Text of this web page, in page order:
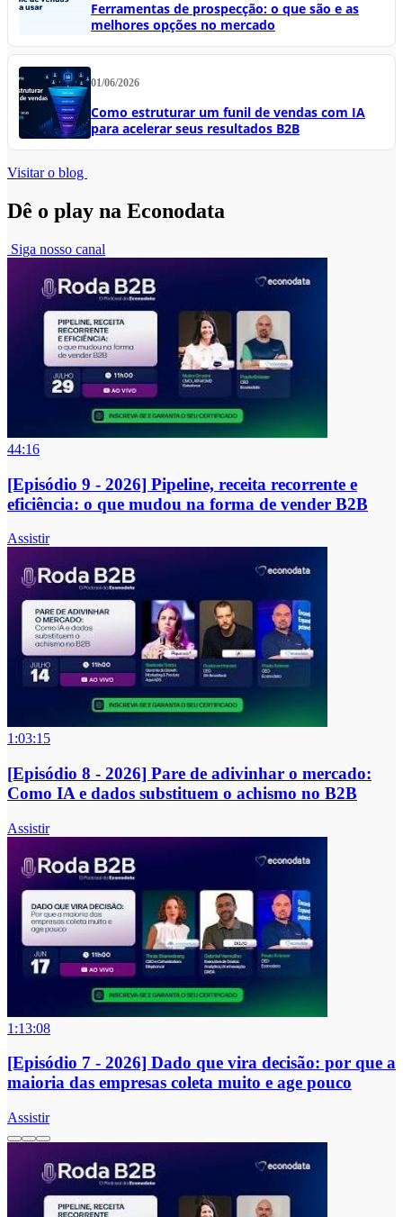
Ferramentas de prospecção: o que são e as
melhores opções no mercado
01/06/2026
Como estruturar um funil de vendas com IA
para acelerar seus resultados B2B
Visitar o blog
Dê o play na Econodata
Siga nosso canal
44:16
[Episódio 9 - 2026] Pipeline, receita recorrente e
eficiência: o que mudou na forma de vender B2B
Assistir
1:03:15
[Episódio 8 - 2026] Pare de adivinhar o mercado:
Como IA e dados substituem o achismo no B2B
Assistir
1:13:08
[Episódio 7 - 2026] Dado que vira decisão: por que a
maioria das empresas coleta muito e age pouco
Assistir